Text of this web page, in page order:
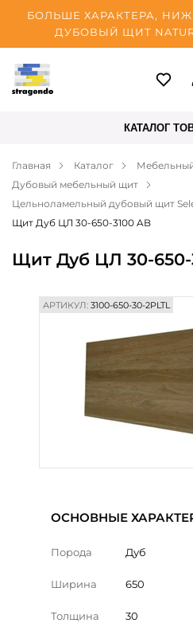
БОЛЬШЕ ХАРАКТЕРА,
ДУБОВЫЙ ЩИТ
Таллинн
Оплата
О нас
Блог
Контакты
КАТАЛОГ
Главная Каталог
Дубовый мебельный щит
Цельноламельный дубовый щит
Щит Дуб ЦЛ 30-650-3100 AB
Щит Дуб ЦЛ 30-650-
АРТИКУЛ:3100-650-30-2PLTL
ОСНОВНЫЕ
Порода Дуб
Ширина 650
Толщина 30